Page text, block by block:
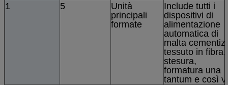
1
5
Unità
principali
formate
Include tutti i
dispositivi di
alimentazione
automatica di
malta
tessuto in fibra,
stesura,
formatura una
tantum e così